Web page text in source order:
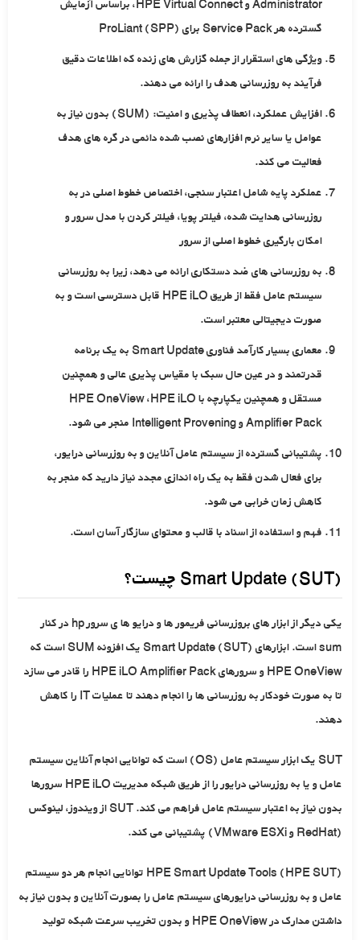
Administrator و HPE Virtual Connect، براساس آزمایش
گسترده هر Service Pack برای ProLiant (SPP)
ویژگی های استقرار از جمله گزارش های زنده که اطلاعات دقیق
فرآیند به روزرسانی هدف را ارائه می دهند.
افزایش عملکرد، انعطاف پذیری و امنیت: (SUM) بدون نیاز به
عوامل یا سایر نرم افزارهای نصب شده دائمی در گره های هدف
فعالیت می کند.
عملکرد پایه شامل اعتبار سنجی، اختصاص خطوط اصلی در به
روزرسانی هدایت شده، فیلتر پویا، فیلتر کردن با مدل سرور و
امکان بارگیری خطوط اصلی از سرور
به روزرسانی های ضد دستکاری ارائه می دهد، زیرا به روزرسانی
سیستم عامل فقط از طریق HPE iLO قابل دسترسی است و به
صورت دیجیتالی معتبر است.
معماری بسیار کارآمد فناوری Smart Update به یک برنامه
قدرتمند و در عین حال سبک با مقیاس پذیری عالی و همچنین
مستقل و همچنین یکپارچه با HPE OneView ،HPE iLO
Amplifier Pack و Intelligent Provening منجر می شود.
پشتیبانی گسترده از سیستم عامل آنلاین و به روزرسانی درایور،
برای فعال شدن فقط به یک راه اندازی مجدد نیاز دارید که منجر به
کاهش زمان خرابی می شود.
فهم و استفاده از اسناد با قالب و محتوای سازگار آسان است.
Smart Update (SUT) چیست؟
یکی دیگر از ابزار های بروزرسانی فریمور ها و درایو ها ی سرور hp در کنار
sum است. ابزارهای Smart Update (SUT) یک افزونه SUM است که
HPE OneView و سرورهای HPE iLO Amplifier Pack را قادر می سازد
تا به صورت خودکار به روزرسانی ها را انجام دهند تا عملیات IT را کاهش
دهند.
SUT یک ابزار سیستم عامل (OS) است که توانایی انجام آنلاین سیستم
عامل و یا به روزرسانی درایور را از طریق شبکه مدیریت HPE iLO سرورها
بدون نیاز به اعتبار سیستم عامل فراهم می کند. SUT از ویندوز، لینوکس
(RedHat و VMware ESXi) پشتیبانی می کند.
HPE Smart Update Tools (HPE SUT) توانایی انجام هر دو سیستم
عامل و به روزرسانی درایورهای سیستم عامل را بصورت آنلاین و بدون نیاز به
داشتن مدارک در HPE OneView و بدون تخریب سرعت شبکه تولید